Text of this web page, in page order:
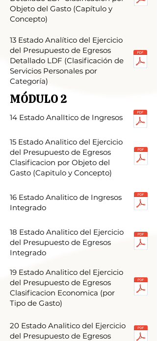
Objeto del Gasto (Capítulo y
Concepto)
13 Estado Analítico del Ejercicio
del Presupuesto de Egresos
Detallado LDF (Clasificación de
Servicios Personales por
Categoría)
MÓDULO 2
14 Estado AnalItico de Ingresos
15 Estado Analitico del Ejercicio
del Presupuesto de Egresos
Clasificacion por Objeto del
Gasto (Capitulo y Concepto)
16 Estado Analitico de Ingresos
Integrado
18 Estado Analitico del Ejercicio
del Presupuesto de Egresos
Integrado
19 Estado Analitico del Ejercicio
del Presupuesto de Egresos
Clasificacion Economica (por
Tipo de Gasto)
20 Estado Analitico del Ejercicio
del Presupuesto de Egresos